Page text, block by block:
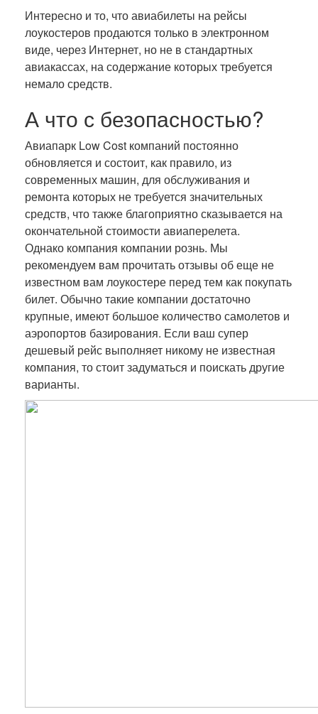
Интересно и то, что авиабилеты на рейсы
лоукостеров продаются только в электронном
виде, через Интернет, но не в стандартных
авиакассах, на содержание которых требуется
немало средств.
А что с безопасностью?
Авиапарк Low Cost компаний постоянно
обновляется и состоит, как правило, из
современных машин, для обслуживания и
ремонта которых не требуется значительных
средств, что также благоприятно сказывается на
окончательной стоимости авиаперелета.
Однако компания компании рознь. Мы
рекомендуем вам прочитать отзывы об еще не
известном вам лоукостере перед тем как покупать
билет. Обычно такие компании достаточно
крупные, имеют большое количество самолетов и
аэропортов базирования. Если ваш супер
дешевый рейс выполняет никому не известная
компания, то стоит задуматься и поискать другие
варианты.